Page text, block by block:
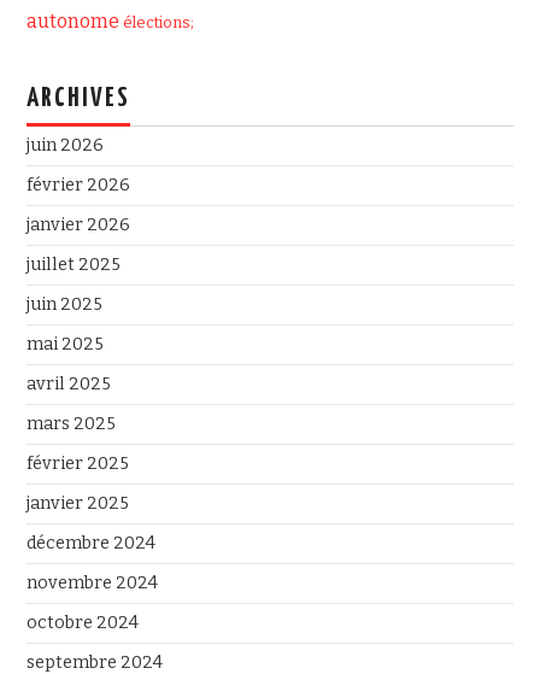
autonome élections;
ARCHIVES
juin 2026
février 2026
janvier 2026
juillet 2025
juin 2025
mai 2025
avril 2025
mars 2025
février 2025
janvier 2025
décembre 2024
novembre 2024
octobre 2024
septembre 2024